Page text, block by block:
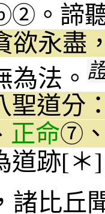
② 。諦
欲永盡
為法。
聖道分
正命⑦
道跡[＊
諸比丘